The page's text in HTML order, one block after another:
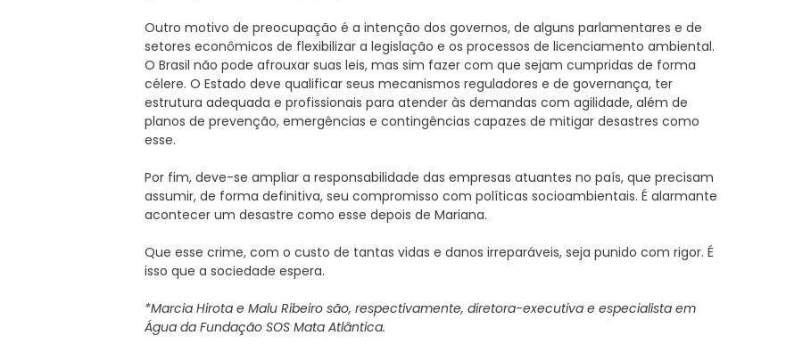
Outro motivo de preocupação é a intenção dos governos, de alguns parlamentares e de
setores econômicos de flexibilizar a legislação e os processos de licenciamento ambiental.
O Brasil não pode afrouxar suas leis, mas sim fazer com que sejam cumpridas de forma
célere. O Estado deve qualificar seus mecanismos reguladores e de governança, ter
estrutura adequada e profissionais para atender às demandas com agilidade, além de
planos de prevenção, emergências e contingências capazes de mitigar desastres como
esse.
Por fim, deve-se ampliar a responsabilidade das empresas atuantes no país, que precisam
assumir, de forma definitiva, seu compromisso com políticas socioambientais. É alarmante
acontecer um desastre como esse depois de Mariana.
Que esse crime, com o custo de tantas vidas e danos irreparáveis, seja punido com rigor. É
isso que a sociedade espera.
*Marcia Hirota e Malu Ribeiro são, respectivamente, diretora-executiva e especialista em
Água da Fundação SOS Mata Atlântica.